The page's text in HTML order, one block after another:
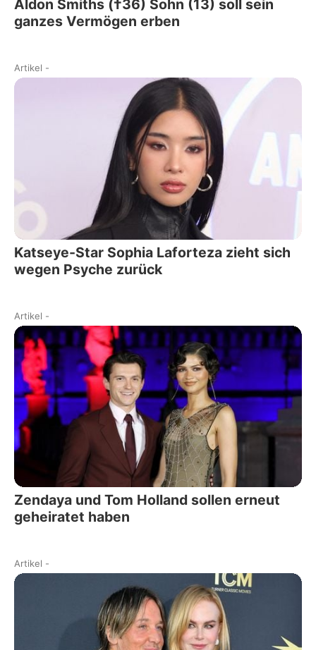
Aldon Smiths (†36) Sohn (13) soll sein
ganzes Vermögen erben
Artikel -
Katseye-Star Sophia Laforteza zieht sich
wegen Psyche zurück
Artikel -
Zendaya und Tom Holland sollen erneut
geheiratet haben
Artikel -